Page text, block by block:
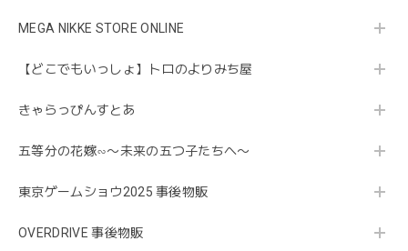
MEGA NIKKE STORE ONLINE
【どこでもいっしょ】トロのよりみち屋
きゃらっぴんすとあ
五等分の花嫁∽〜未来の五つ子たちへ〜
東京ゲームショウ2025 事後物販
OVERDRIVE 事後物販